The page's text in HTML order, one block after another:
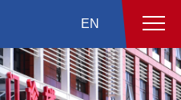
EN